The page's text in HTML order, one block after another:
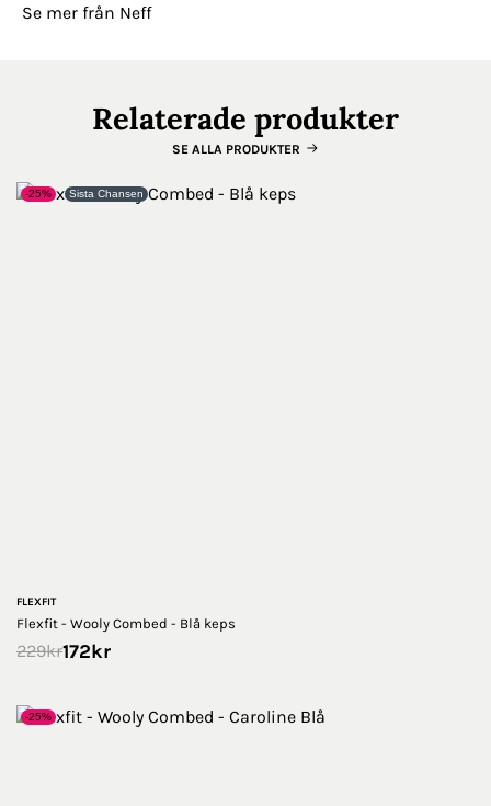
Se mer från Neff
Relaterade produkter
SE ALLA PRODUKTER
-25% Sista Chansen
FLEXFIT
Flexfit - Wooly Combed - Blå keps
229kr172kr
-25%